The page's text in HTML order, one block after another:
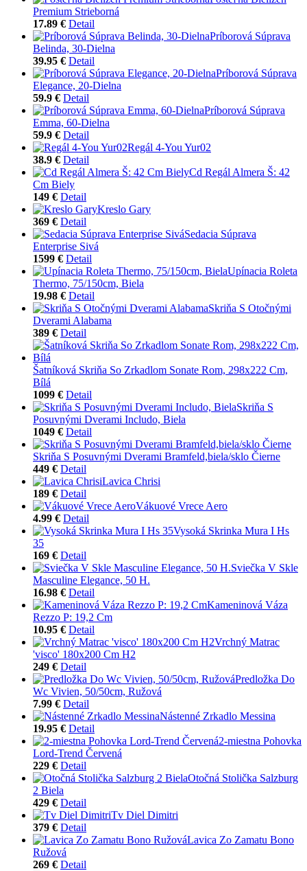
Premium Strieborná
17.89 € Detail
Príborová Súprava
Belinda, 30-Dielna
39.95 € Detail
Príborová Súprava
Elegance, 20-Dielna
59.9 € Detail
Príborová Súprava
Emma, 60-Dielna
59.9 € Detail
Regál 4-You Yur02
38.9 € Detail
Cd Regál Almera Š: 42
Cm Biely
149 € Detail
Kreslo Gary
369 € Detail
Sedacia Súprava
Enterprise Sivá
1599 € Detail
Upínacia Roleta
Thermo, 75/150cm, Biela
19.98 € Detail
Skriňa S Otočnými
Dverami Alabama
389 € Detail
Šatníková Skriňa So Zrkadlom Sonate Rom, 298x222 Cm,
Bílá
1099 € Detail
Skriňa S
Posuvnými Dverami Includo, Biela
1049 € Detail
Skriňa S Posuvnými Dverami Bramfeld,biela/sklo Čierne
449 € Detail
Lavica Chrisi
189 € Detail
Vákuové Vrece Aero
4.99 € Detail
Vysoká Skrinka Mura I Hs
35
169 € Detail
Sviečka V Skle
Masculine Elegance, 50 H.
16.98 € Detail
Kameninová Váza
Rezzo P: 19,2 Cm
10.95 € Detail
Vrchný Matrac
'visco' 180x200 Cm H2
249 € Detail
Predložka Do
Wc Vivien, 50/50cm, Ružová
7.99 € Detail
Nástenné Zrkadlo Messina
19.95 € Detail
2-miestna Pohovka
Lord-Trend Červená
229 € Detail
Otočná Stolička Salzburg
2 Biela
429 € Detail
Tv Diel Dimitri
379 € Detail
Lavica Zo Zamatu Bono
Ružová
269 € Detail